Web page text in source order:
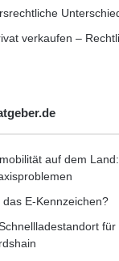
verkaufen –
auf dem
das E-Kennzeichen?